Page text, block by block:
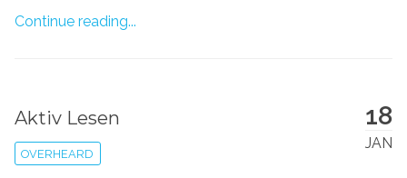
Continue reading...
18
JAN
Aktiv Lesen
OVERHEARD